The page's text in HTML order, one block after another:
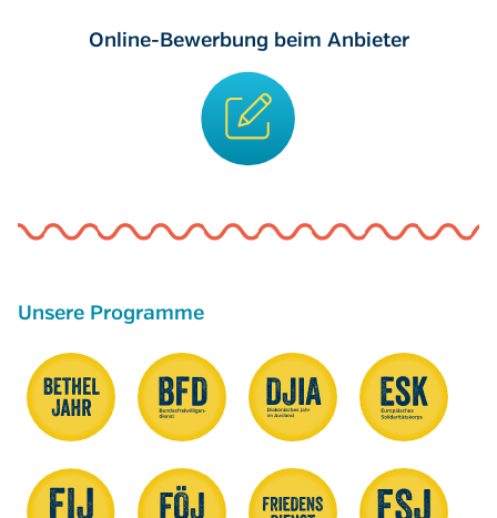
Online-Bewerbung beim Anbieter
Unsere Programme